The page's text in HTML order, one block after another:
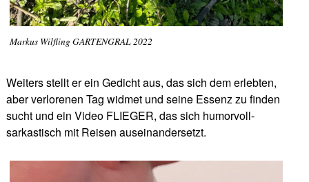
Markus Wilfling GARTENGRAL 2022
Weiters stellt er ein Gedicht aus, das sich dem erlebten,
aber verlorenen Tag widmet und seine Essenz zu finden
sucht und ein Video FLIEGER, das sich humorvoll-
sarkastisch mit Reisen auseinandersetzt.